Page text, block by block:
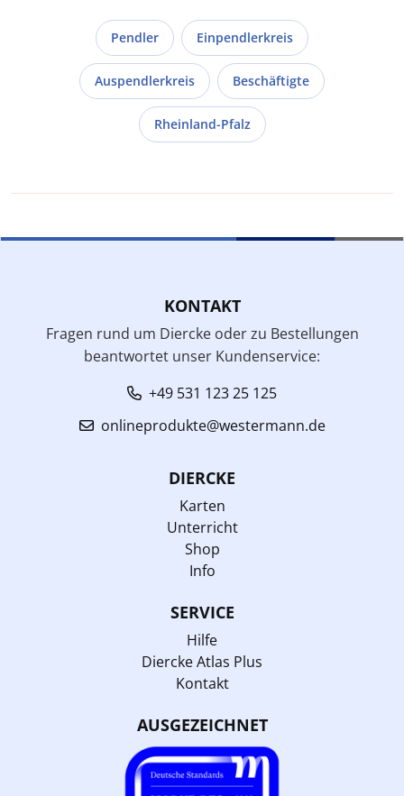
Pendler Einpendlerkreis
Auspendlerkreis Beschäftigte
Rheinland-Pfalz
KONTAKT
Fragen rund um Diercke oder zu Bestellungen
beantwortet unser Kundenservice:
+49 531 123 25 125
onlineprodukte@westermann.de
DIERCKE
Karten
Unterricht
Shop
Info
SERVICE
Hilfe
Diercke Atlas Plus
Kontakt
AUSGEZEICHNET